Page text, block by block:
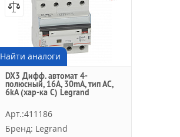
Найти аналоги
DX3 Дифф. автомат 4-
полюсный, 16A, 30mA, тип АC,
6kA (хар-ка C) Legrand
Арт.:411186
Бренд: Legrand